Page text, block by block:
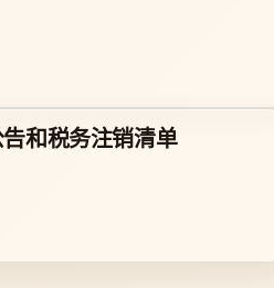
和税务注销清单